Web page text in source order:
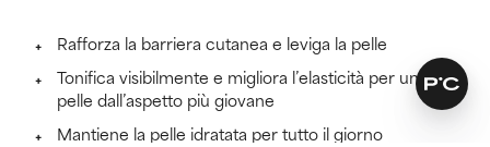
Rafforza la barriera cutanea e leviga la pelle
Tonifica visibilmente e migliora l’elasticità per una
pelle dall’aspetto più giovane
Mantiene la pelle idratata per tutto il giorno